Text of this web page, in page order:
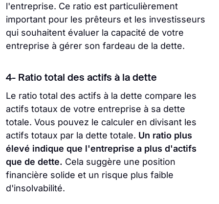
l'entreprise. Ce ratio est particulièrement
important pour les prêteurs et les investisseurs
qui souhaitent évaluer la capacité de votre
entreprise à gérer son fardeau de la dette.
4- Ratio total des actifs à la dette
Le ratio total des actifs à la dette compare les
actifs totaux de votre entreprise à sa dette
totale. Vous pouvez le calculer en divisant les
actifs totaux par la dette totale. Un ratio plus
élevé indique que l'entreprise a plus d'actifs
que de dette. Cela suggère une position
financière solide et un risque plus faible
d'insolvabilité.